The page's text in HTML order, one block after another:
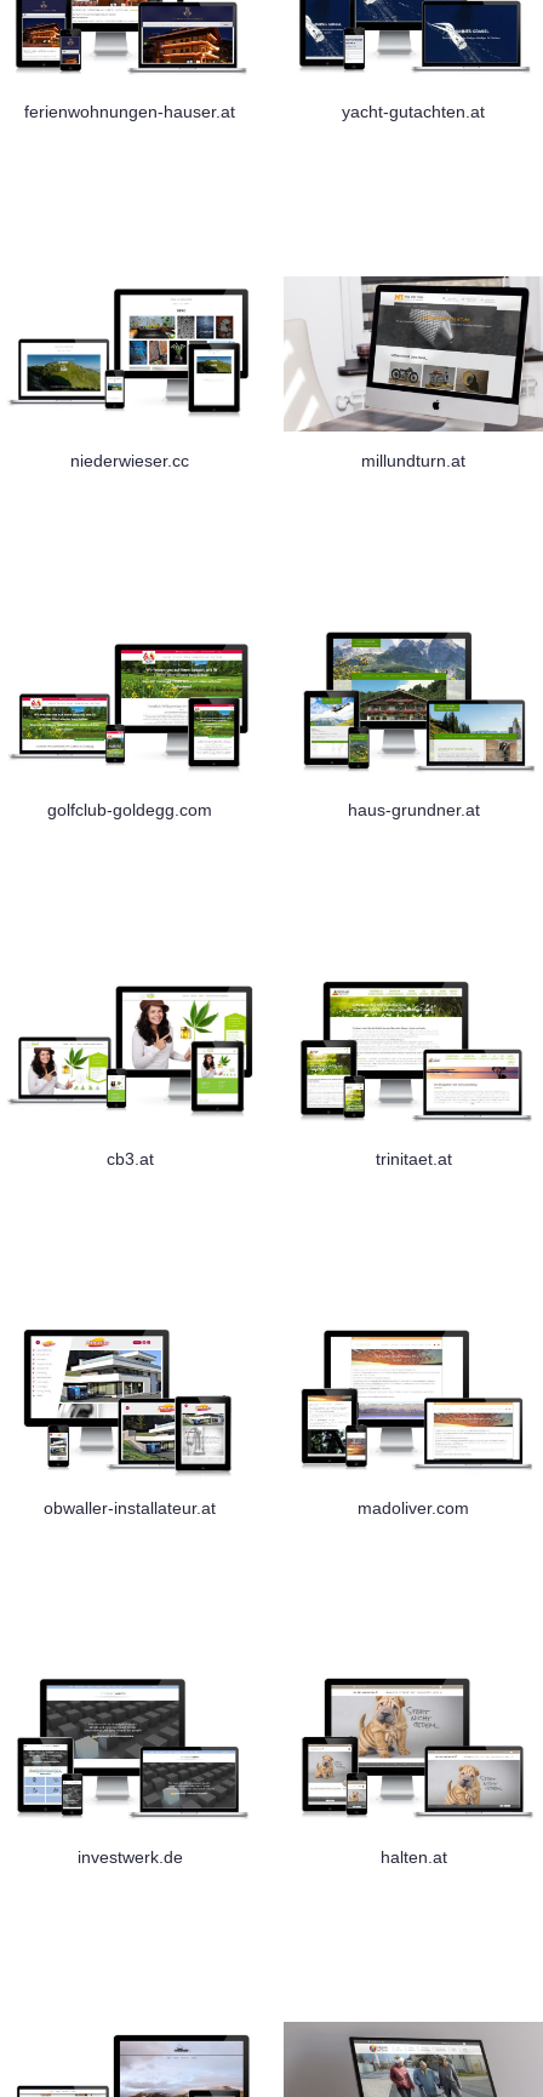
ferienwohnungen-hauser.at yacht-gutachten.at
niederwieser.cc millundturn.at
golfclub-goldegg.com haus-grundner.at
cb3.at trinitaet.at
obwaller-installateur.at madoliver.com
investwerk.de halten.at